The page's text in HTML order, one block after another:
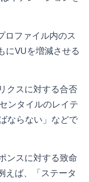
ロファイル内のス
にVUを増減させる
クスに対する合否
ンタイルのレイテ
ならない」などで
ンスに対する致命
えば、「ステータ